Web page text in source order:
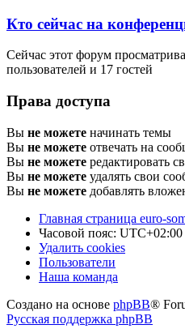
Кто сейчас на
Сейчас этот форум
пользователей и 17 гостей
Права доступа
Вы не можете начинать темы
Вы не можете отвечать на
Вы не можете редактировать
Вы не можете удалять свои
Вы не можете добавлять
Главная страница euro-
Часовой пояс: UTC+02:00
Удалить cookies
Пользователи
Наша команда
Создано на основе phpBB®
Русская поддержка phpBB